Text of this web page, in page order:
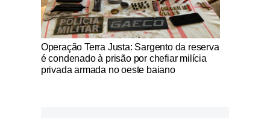
Notícias Católicas
Operação Terra Justa: Sargento da reserva
é condenado à prisão por chefiar milícia
privada armada no oeste baiano